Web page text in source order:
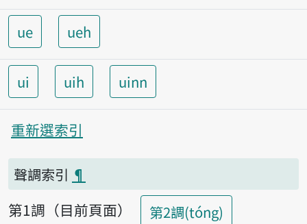
ue ueh
ui uih uinn
重新選索引
聲調索引 ¶
第1調（目前頁面）
第2調(tóng)